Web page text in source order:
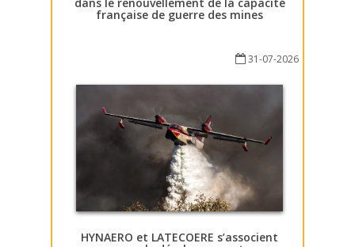
française de guerre des mines
31-07-2026
HYNAERO et LATECOERE s’associent